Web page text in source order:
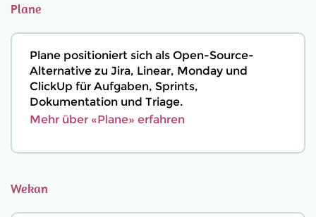
Plane
Plane positioniert sich als Open-Source-
Alternative zu Jira, Linear, Monday und
ClickUp für Aufgaben, Sprints,
Dokumentation und Triage.
Mehr über «Plane» erfahren
Wekan